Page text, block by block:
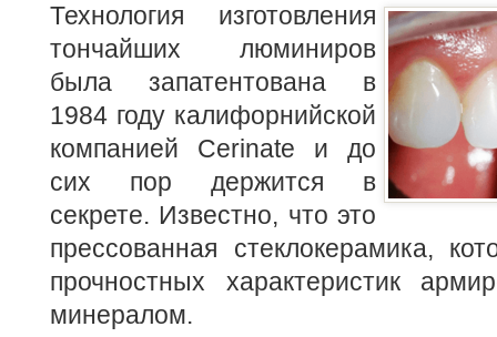
Технология изготовления
тончайших люминиров
была запатентована в
1984 году калифорнийской
компанией Cerinate и до
сих пор держится в
секрете. Известно, что это
прессованная стеклокерамика,
прочностных характеристик
минералом.